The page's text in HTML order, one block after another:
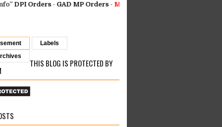
Orders-GAD MP Orders-MP Finance Orders
Labels
THIS BLOG IS PROTECTED BY